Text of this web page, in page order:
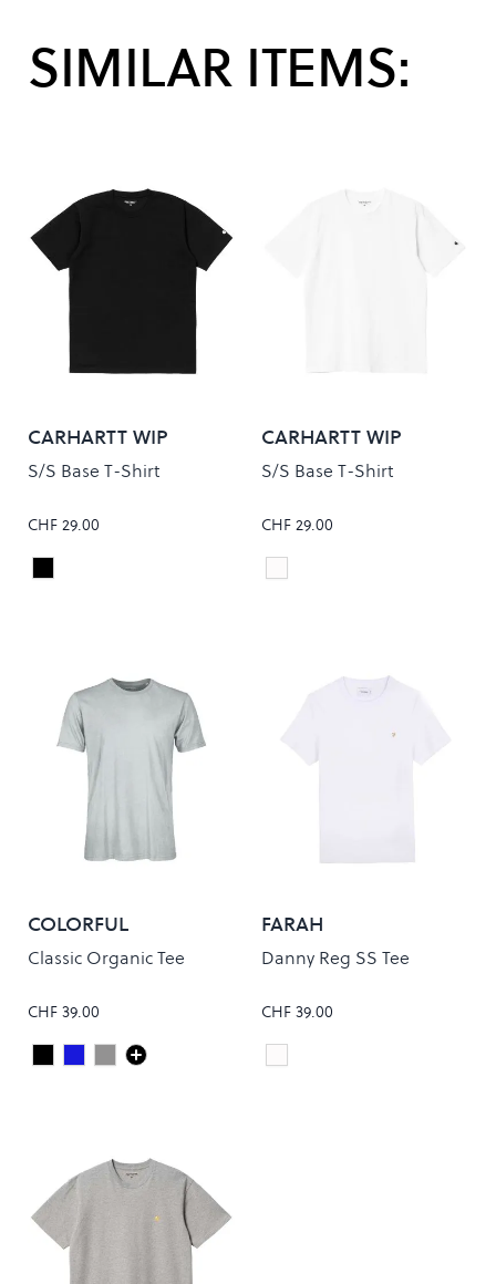
SIMILAR ITEMS:
CARHARTT WIP
S/S Base T-Shirt
CHF 29.00
Colour
Black/White
CARHARTT WIP
S/S Base T-Shirt
CHF 29.00
Colour
White/Black
COLORFUL
STANDARD
Classic Organic Tee
CHF 39.00
Colour
Deep Black
Steel Blue
FADED GREY
FARAH
Danny Reg SS Tee
CHF 39.00
Colour
white